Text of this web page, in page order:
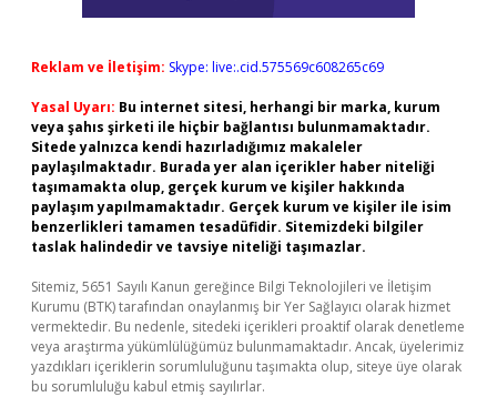
Reklam ve İletişim: Skype: live:.cid.575569c608265c69
Yasal Uyarı: Bu internet sitesi, herhangi bir marka, kurum
veya şahıs şirketi ile hiçbir bağlantısı bulunmamaktadır.
Sitede yalnızca kendi hazırladığımız makaleler
paylaşılmaktadır. Burada yer alan içerikler haber niteliği
taşımamakta olup, gerçek kurum ve kişiler hakkında
paylaşım yapılmamaktadır. Gerçek kurum ve kişiler ile isim
benzerlikleri tamamen tesadüfidir. Sitemizdeki bilgiler
taslak halindedir ve tavsiye niteliği taşımazlar.
Sitemiz, 5651 Sayılı Kanun gereğince Bilgi Teknolojileri ve İletişim
Kurumu (BTK) tarafından onaylanmış bir Yer Sağlayıcı olarak hizmet
vermektedir. Bu nedenle, sitedeki içerikleri proaktif olarak denetleme
veya araştırma yükümlülüğümüz bulunmamaktadır. Ancak, üyelerimiz
yazdıkları içeriklerin sorumluluğunu taşımakta olup, siteye üye olarak
bu sorumluluğu kabul etmiş sayılırlar.